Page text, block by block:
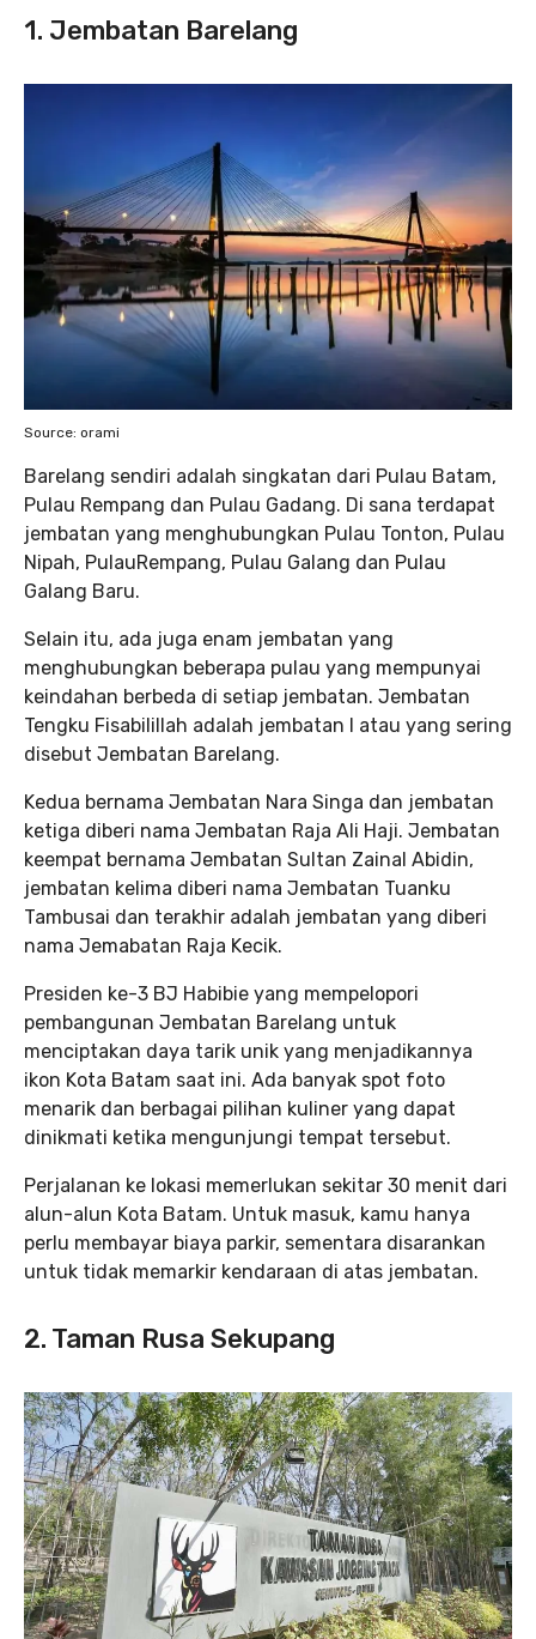
1. Jembatan Barelang
Source: orami
Barelang sendiri adalah singkatan dari Pulau Batam,
Pulau Rempang dan Pulau Gadang. Di sana terdapat
jembatan yang menghubungkan Pulau Tonton, Pulau
Nipah, PulauRempang, Pulau Galang dan Pulau
Galang Baru.
Selain itu, ada juga enam jembatan yang
menghubungkan beberapa pulau yang mempunyai
keindahan berbeda di setiap jembatan. Jembatan
Tengku Fisabilillah adalah jembatan I atau yang sering
disebut Jembatan Barelang.
Kedua bernama Jembatan Nara Singa dan jembatan
ketiga diberi nama Jembatan Raja Ali Haji. Jembatan
keempat bernama Jembatan Sultan Zainal Abidin,
jembatan kelima diberi nama Jembatan Tuanku
Tambusai dan terakhir adalah jembatan yang diberi
nama Jemabatan Raja Kecik.
Presiden ke-3 BJ Habibie yang mempelopori
pembangunan Jembatan Barelang untuk
menciptakan daya tarik unik yang menjadikannya
ikon Kota Batam saat ini. Ada banyak spot foto
menarik dan berbagai pilihan kuliner yang dapat
dinikmati ketika mengunjungi tempat tersebut.
Perjalanan ke lokasi memerlukan sekitar 30 menit dari
alun-alun Kota Batam. Untuk masuk, kamu hanya
perlu membayar biaya parkir, sementara disarankan
untuk tidak memarkir kendaraan di atas jembatan.
2. Taman Rusa Sekupang